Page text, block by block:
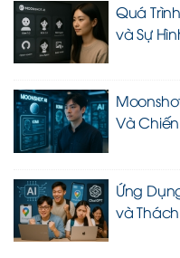
Quá
và Sự
Và
Ứng
và